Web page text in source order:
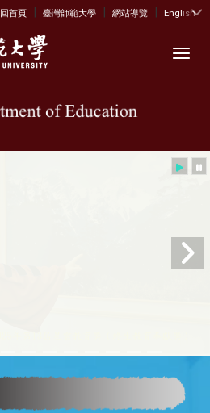
:::
回首頁 | 臺灣師範大學 | 網站導覽 | English